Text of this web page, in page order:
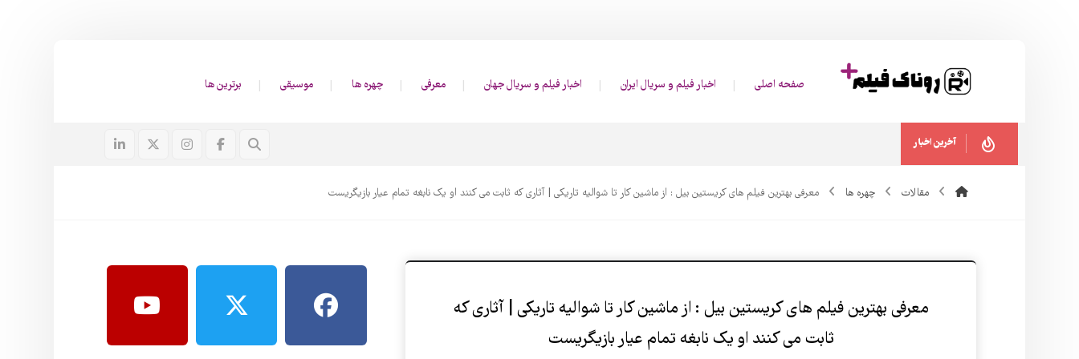
صفحه اصلی اخبار فیلم و سریال ایران اخبار فیلم و سریال جهان معرفی چهره ها موسیقی برترین ها
آخرین اخبار
مقالات چهره ها معرفی بهترین فیلم های کریستین بیل : از ماشین کار تا شوالیه تاریکی | آثاری که ثابت می کنند او یک نابغه تمام عیار بازیگریست
معرفی بهترین فیلم های کریستین بیل : از ماشین کار تا شوالیه تاریکی | آثاری که
ثابت می کنند او یک نابغه تمام عیار بازیگریست